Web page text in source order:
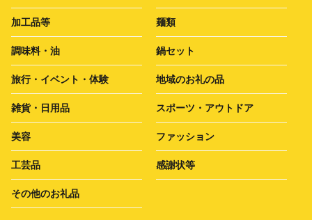
加工品等 麺類
調味料・油 鍋セット
旅行・イベント・体験 地域のお礼の品
雑貨・日用品 スポーツ・アウトドア
美容 ファッション
工芸品 感謝状等
その他のお礼品